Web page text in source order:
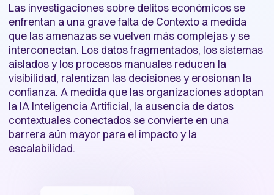
Las investigaciones sobre delitos económicos se
enfrentan a una grave falta de Contexto a medida
que las amenazas se vuelven más complejas y se
interconectan. Los datos fragmentados, los sistemas
aislados y los procesos manuales reducen la
visibilidad, ralentizan las decisiones y erosionan la
confianza. A medida que las organizaciones adoptan
la IA Inteligencia Artificial, la ausencia de datos
contextuales conectados se convierte en una
barrera aún mayor para el impacto y la
escalabilidad.